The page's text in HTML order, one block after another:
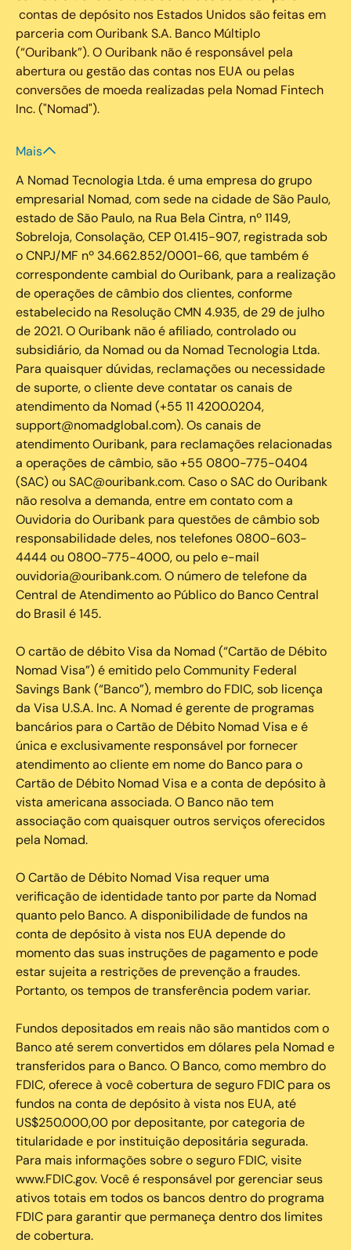
contas de depósito nos Estados Unidos são feitas em
parceria com Ouribank S.A. Banco Múltiplo
(“Ouribank”). O Ouribank não é responsável pela
abertura ou gestão das contas nos EUA ou pelas
conversões de moeda realizadas pela Nomad Fintech
Inc. ("Nomad").
Mais
A Nomad Tecnologia Ltda. é uma empresa do grupo
empresarial Nomad, com sede na cidade de São Paulo,
estado de São Paulo, na Rua Bela Cintra, nº 1149,
Sobreloja, Consolação, CEP 01.415-907, registrada sob
o CNPJ/MF nº 34.662.852/0001-66, que também é
correspondente cambial do Ouribank, para a realização
de operações de câmbio dos clientes, conforme
estabelecido na Resolução CMN 4.935, de 29 de julho
de 2021. O Ouribank não é afiliado, controlado ou
subsidiário, da Nomad ou da Nomad Tecnologia Ltda.
Para quaisquer dúvidas, reclamações ou necessidade
de suporte, o cliente deve contatar os canais de
atendimento da Nomad (+55 11 4200.0204,
support@nomadglobal.com). Os canais de
atendimento Ouribank, para reclamações relacionadas
a operações de câmbio, são +55 0800-775-0404
(SAC) ou SAC@ouribank.com. Caso o SAC do Ouribank
não resolva a demanda, entre em contato com a
Ouvidoria do Ouribank para questões de câmbio sob
responsabilidade deles, nos telefones 0800-603-
4444 ou 0800-775-4000, ou pelo e-mail
ouvidoria@ouribank.com. O número de telefone da
Central de Atendimento ao Público do Banco Central
do Brasil é 145.
O cartão de débito Visa da Nomad (“Cartão de Débito
Nomad Visa”) é emitido pelo Community Federal
Savings Bank (“Banco”), membro do FDIC, sob licença
da Visa U.S.A. Inc. A Nomad é gerente de programas
bancários para o Cartão de Débito Nomad Visa e é
única e exclusivamente responsável por fornecer
atendimento ao cliente em nome do Banco para o
Cartão de Débito Nomad Visa e a conta de depósito à
vista americana associada. O Banco não tem
associação com quaisquer outros serviços oferecidos
pela Nomad.
O Cartão de Débito Nomad Visa requer uma
verificação de identidade tanto por parte da Nomad
quanto pelo Banco. A disponibilidade de fundos na
conta de depósito à vista nos EUA depende do
momento das suas instruções de pagamento e pode
estar sujeita a restrições de prevenção a fraudes.
Portanto, os tempos de transferência podem variar.
Fundos depositados em reais não são mantidos com o
Banco até serem convertidos em dólares pela Nomad e
transferidos para o Banco. O Banco, como membro do
FDIC, oferece à você cobertura de seguro FDIC para os
fundos na conta de depósito à vista nos EUA, até
US$250.000,00 por depositante, por categoria de
titularidade e por instituição depositária segurada.
Para mais informações sobre o seguro FDIC, visite
www.FDIC.gov. Você é responsável por gerenciar seus
ativos totais em todos os bancos dentro do programa
FDIC para garantir que permaneça dentro dos limites
de cobertura.